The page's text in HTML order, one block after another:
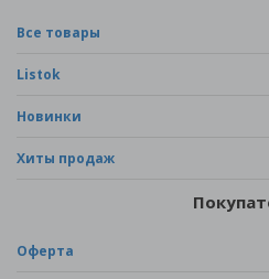
Все товары
Listok
Новинки
Хиты продаж
Оферта